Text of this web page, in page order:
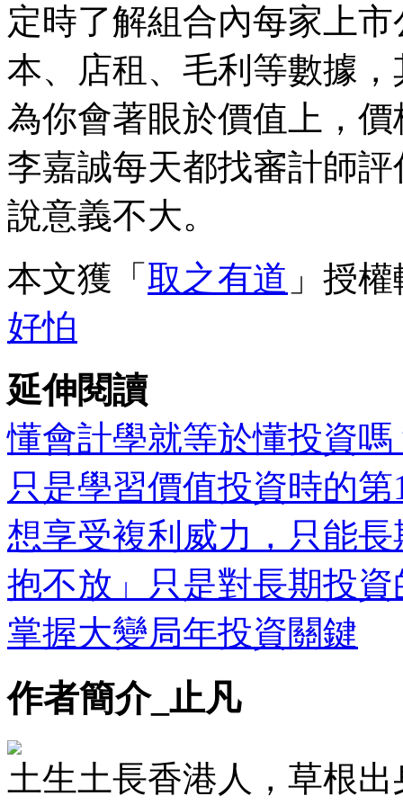
定時了解組合內每家上
本、店租、毛利等數據
為你會著眼於價值上，
李嘉誠每天都找審計師
說意義不大。
本文獲「 取之有道 」授
好怕
延伸閱讀
懂會計學就等於懂投資
只是學習價值投資時的第
想享受複利威力，只能
抱不放」只是對長期投
掌握大變局年投資關鍵
作者簡介_止凡
土生土長香港人，草根